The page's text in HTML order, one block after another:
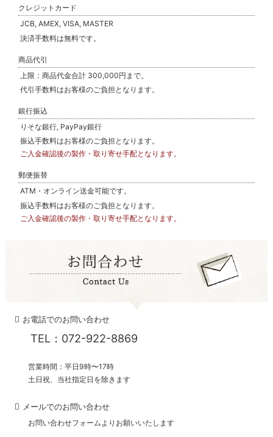
クレジットカード
JCB, AMEX, VISA, MASTER
決済手数料は無料です。
商品代引
上限：商品代金合計 300,000円まで。
代引手数料はお客様のご負担となります。
銀行振込
りそな銀行, PayPay銀行
振込手数料はお客様のご負担となります。
ご入金確認後の製作・取り寄せ手配となります。
郵便振替
ATM・オンライン送金可能です。
振込手数料はお客様のご負担となります。
ご入金確認後の製作・取り寄せ手配となります。
お電話でのお問い合わせ
TEL：072-922-8869
営業時間：平日9時〜17時
土日祝、当社指定日を除きます
メールでのお問い合わせ
お問い合わせフォームよりお願いいたします